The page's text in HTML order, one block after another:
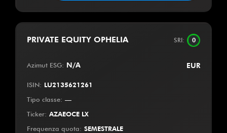
PRIVATE EQUITY OPHELIA SRI: 0
Azimut ESG: N/A EUR
ISIN: LU2135621261
Tipo classe: —
Ticker: AZAEOCE LX
Frequenza quota: SEMESTRALE